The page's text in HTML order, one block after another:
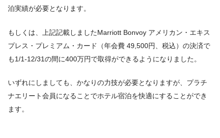
泊実績が必要となります。
もしくは、上記記載しましたMarriott Bonvoy アメリカン・エキス
プレス・プレミアム・カード（年会費 49,500円、税込）の決済で
も1/1-12/31の間に400万円で取得ができるようになりました。
いずれにしましても、かなりの力技が必要となりますが、プラチ
ナエリート会員になることでホテル宿泊を快適にすることができ
ます。